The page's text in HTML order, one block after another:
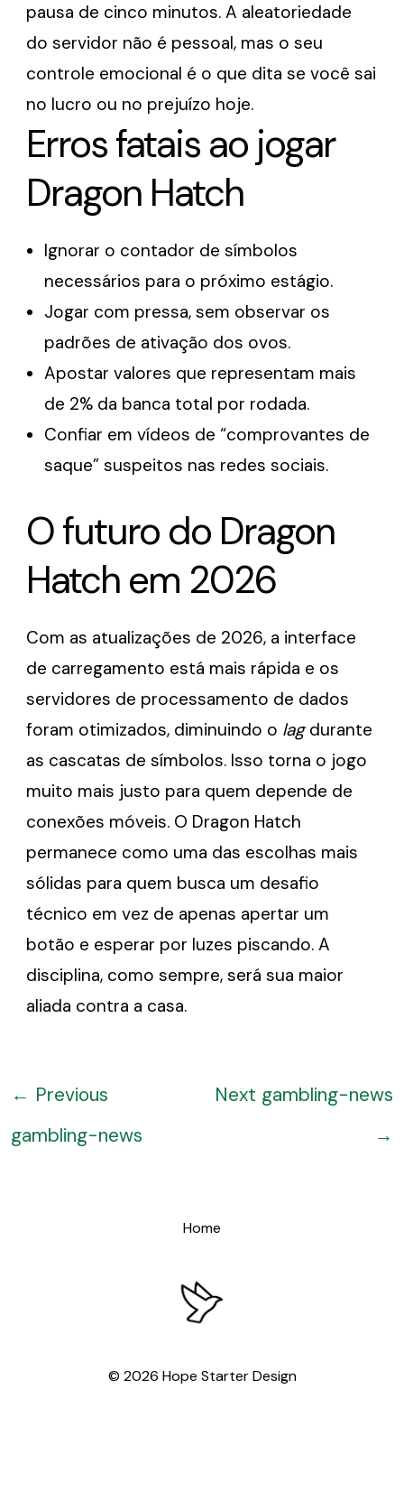
pausa de cinco minutos. A aleatoriedade
do servidor não é pessoal, mas o seu
controle emocional é o que dita se você sai
no lucro ou no prejuízo hoje.
Erros fatais ao jogar
Dragon Hatch
Ignorar o contador de símbolos
necessários para o próximo estágio.
Jogar com pressa, sem observar os
padrões de ativação dos ovos.
Apostar valores que representam mais
de 2% da banca total por rodada.
Confiar em vídeos de “comprovantes de
saque” suspeitos nas redes sociais.
O futuro do Dragon
Hatch em 2026
Com as atualizações de 2026, a interface
de carregamento está mais rápida e os
servidores de processamento de dados
foram otimizados, diminuindo o lagdurante
as cascatas de símbolos. Isso torna o jogo
muito mais justo para quem depende de
conexões móveis. O Dragon Hatch
permanece como uma das escolhas mais
sólidas para quem busca um desafio
técnico em vez de apenas apertar um
botão e esperar por luzes piscando. A
disciplina, como sempre, será sua maior
aliada contra a casa.
← Previous
gambling-news
Next gambling-news
→
Home
© 2026 Hope Starter Design